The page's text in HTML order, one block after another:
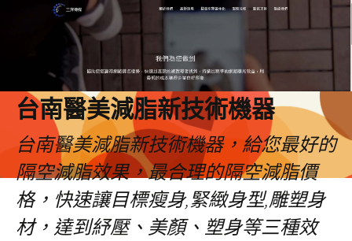
台南醫美減脂新技術機器
台南醫美減脂新技術機器，給您最好的
隔空減脂效果，最合理的隔空減脂價
格，快速讓目標瘦身,緊緻身型,雕塑身
材，達到紓壓、美顏、塑身等三種效